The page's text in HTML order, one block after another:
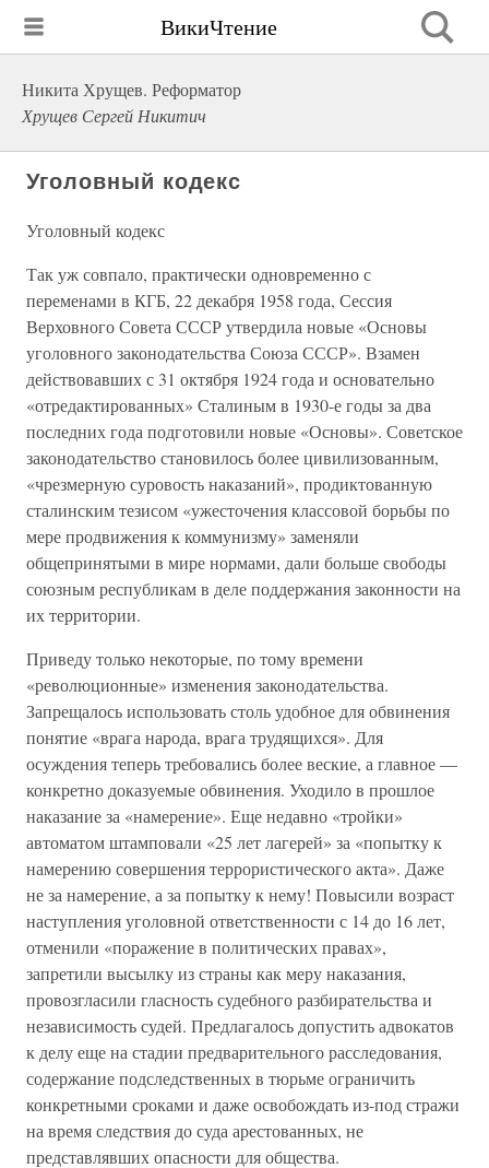
ВикиЧтение
Никита Хрущев. Реформатор
Хрущев Сергей Никитич
Уголовный кодекс
Уголовный кодекс
Так уж совпало, практически одновременно с
переменами в КГБ, 22 декабря 1958 года, Сессия
Верховного Совета СССР утвердила новые «Основы
уголовного законодательства Союза СССР». Взамен
действовавших с 31 октября 1924 года и основательно
«отредактированных» Сталиным в 1930-е годы за два
последних года подготовили новые «Основы». Советское
законодательство становилось более цивилизованным,
«чрезмерную суровость наказаний», продиктованную
сталинским тезисом «ужесточения классовой борьбы по
мере продвижения к коммунизму» заменяли
общепринятыми в мире нормами, дали больше свободы
союзным республикам в деле поддержания законности на
их территории.
Приведу только некоторые, по тому времени
«революционные» изменения законодательства.
Запрещалось использовать столь удобное для обвинения
понятие «врага народа, врага трудящихся». Для
осуждения теперь требовались более веские, а главное —
конкретно доказуемые обвинения. Уходило в прошлое
наказание за «намерение». Еще недавно «тройки»
автоматом штамповали «25 лет лагерей» за «попытку к
намерению совершения террористического акта». Даже
не за намерение, а за попытку к нему! Повысили возраст
наступления уголовной ответственности с 14 до 16 лет,
отменили «поражение в политических правах»,
запретили высылку из страны как меру наказания,
провозгласили гласность судебного разбирательства и
независимость судей. Предлагалось допустить адвокатов
к делу еще на стадии предварительного расследования,
содержание подследственных в тюрьме ограничить
конкретными сроками и даже освобождать из-под стражи
на время следствия до суда арестованных, не
представлявших опасности для общества.